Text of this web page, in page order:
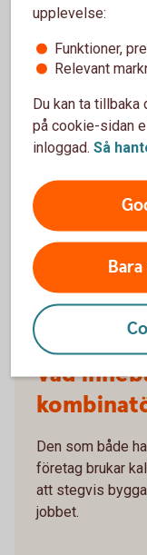
Måste
Det finns
arbetsgivare
Företagande
- konkurrerar
- påverkar din
- riskerar att
Vad
Den som både
företag brukar
att stegvis
jobbet.
upplevelse:
Funktioner,
Relevant
Du kan ta
på cookie-sidan
inloggad. Så